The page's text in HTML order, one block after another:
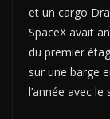
et un cargo
SpaceX avait
du premier
sur une barge
l’année avec le